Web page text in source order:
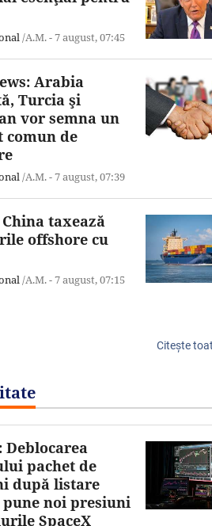
/A.M. -7 august,07:45
Arabia
Turcia şi
vor semna un
comun de
/A.M. -7 august,07:39
China taxează
offshore cu
/A.M. -7 august,07:15
Citeşte
Deblocarea
pachet de
după listare
pune noi presiuni
SpaceX